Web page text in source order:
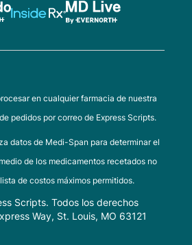
en cualquier farmacia de nuestra
pedidos por correo de Express Scripts.
datos de Medi-Span para determinar el
de los medicamentos recetados no
de costos máximos permitidos.
Scripts. Todos los derechos
Way, St. Louis, MO 63121